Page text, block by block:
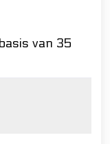
van 35